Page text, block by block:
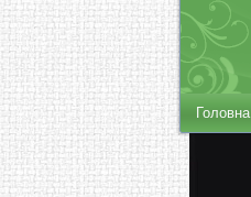
Головна